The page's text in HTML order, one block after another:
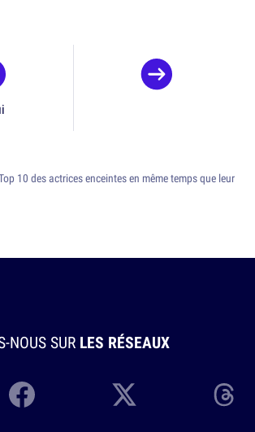
10 des actrices enceintes en même temps que leur
NOUS SUR LES RÉSEAUX